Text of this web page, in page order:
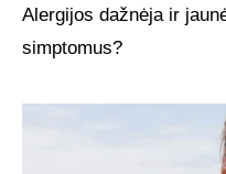
Alergijos dažnėja ir
simptomus?